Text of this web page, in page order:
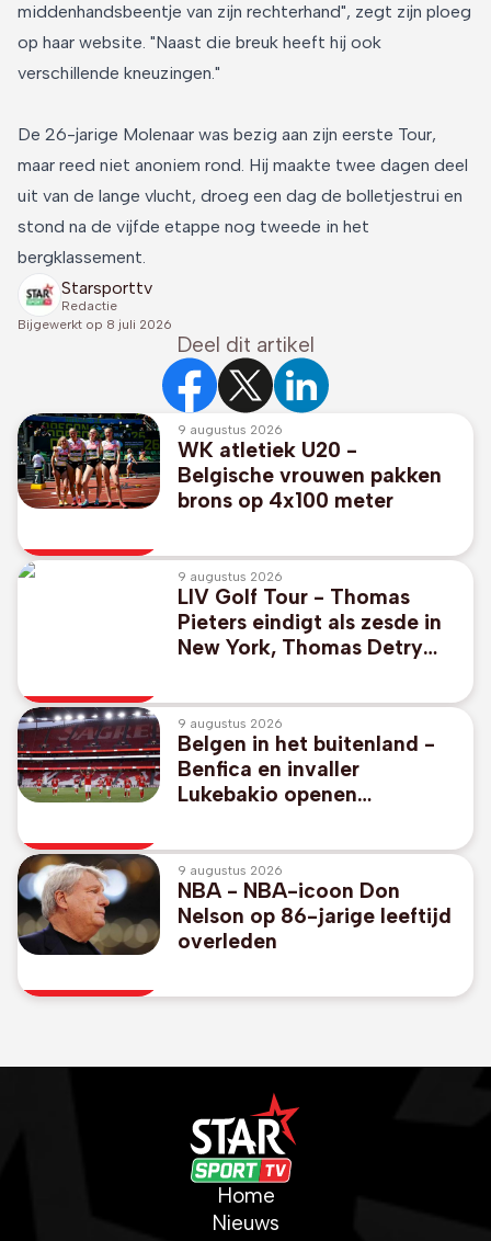
middenhandsbeentje van zijn rechterhand", zegt zijn ploeg
op haar website. "Naast die breuk heeft hij ook
verschillende kneuzingen."
De 26-jarige Molenaar was bezig aan zijn eerste Tour,
maar reed niet anoniem rond. Hij maakte twee dagen deel
uit van de lange vlucht, droeg een dag de bolletjestrui en
stond na de vijfde etappe nog tweede in het
bergklassement.
Starsporttv
Redactie
Bijgewerkt op 8 juli 2026
Deel dit artikel
9 augustus 2026
WK atletiek U20 -
Belgische vrouwen pakken
brons op 4x100 meter
9 augustus 2026
LIV Golf Tour - Thomas
Pieters eindigt als zesde in
New York, Thomas Detry
9 augustus 2026
Belgen in het buitenland -
Benfica en invaller
Lukebakio openen
deuren met gelijkspel
9 augustus 2026
NBA - NBA-icoon Don
Nelson op 86-jarige leeftijd
overleden
Home
Nieuws